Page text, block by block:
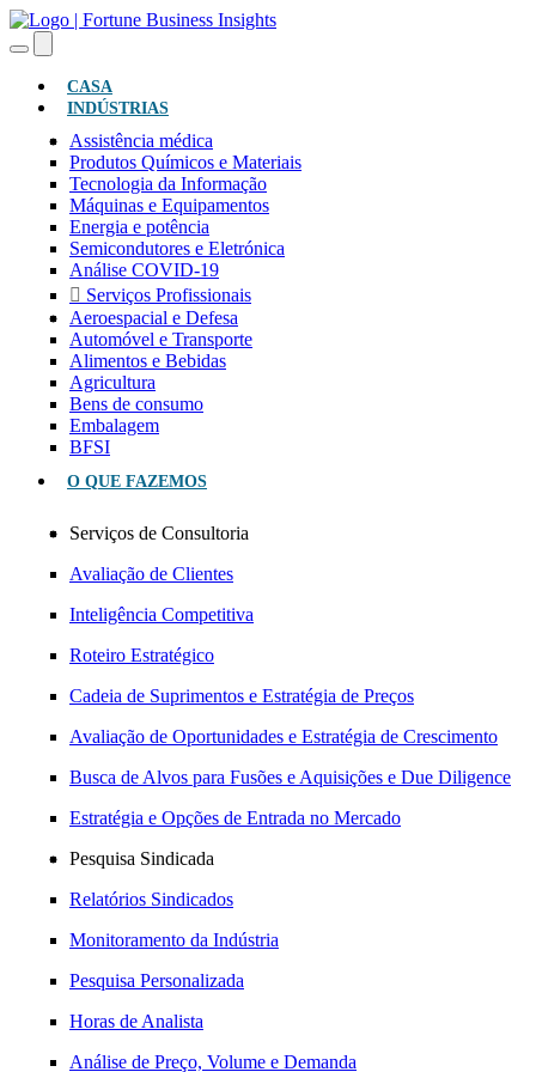
CASA
INDÚSTRIAS
Assistência médica
Produtos Químicos e Materiais
Tecnologia da Informação
Máquinas e Equipamentos
Energia e potência
Semicondutores e Eletrónica
Análise COVID-19
Serviços Profissionais
Aeroespacial e Defesa
Automóvel e Transporte
Alimentos e Bebidas
Agricultura
Bens de consumo
Embalagem
BFSI
O QUE FAZEMOS
Serviços de Consultoria
Avaliação de Clientes
Inteligência Competitiva
Roteiro Estratégico
Cadeia de Suprimentos e Estratégia de Preços
Avaliação de Oportunidades e Estratégia de Crescimento
Busca de Alvos para Fusões e Aquisições e Due Diligence
Estratégia e Opções de Entrada no Mercado
Pesquisa Sindicada
Relatórios Sindicados
Monitoramento da Indústria
Pesquisa Personalizada
Horas de Analista
Análise de Preço, Volume e Demanda